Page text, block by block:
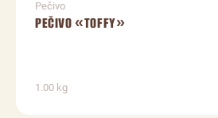
Pečivo
PEČIVO «TOFFY»
1.00 kg